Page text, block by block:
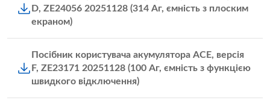
D, ZE24056 20251128 (314 Аг, ємність з плоским
екраном)
Посібник користувача акумулятора ACE, версія
F, ZE23171 20251128 (100 Аг, ємність з функцією
швидкого відключення)